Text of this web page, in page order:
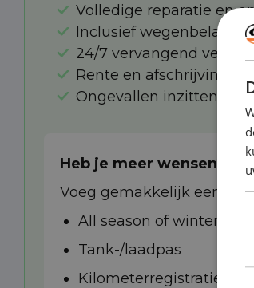
Volledige reparatie en
Inclusief
24/7 vervangend
Rente en afschrijving
Ongevallen
Heb je meer wensen?
Voeg gemakkelijk een
All season of
Tank-/laadpas
Kilometerregistratie